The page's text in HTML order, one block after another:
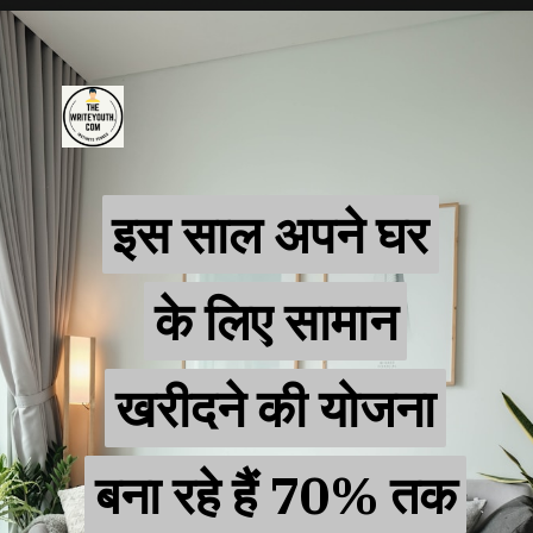
इस साल अपने घर
के लिए सामान
खरीदने की योजना
बना रहे हैं 70% तक
इस साल अपने घर
के लिए सामान
खरीदने की योजना
बना रहे हैं 70% तक